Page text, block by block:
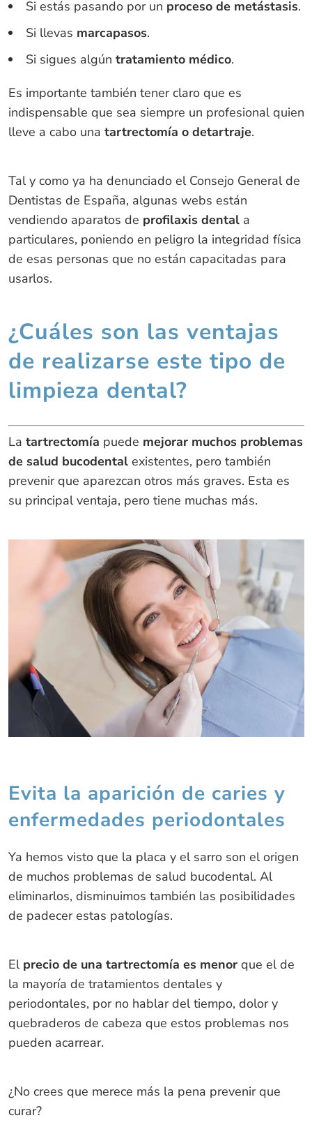
Si estás pasando por un proceso de metástasis.
Si llevas marcapasos.
Si sigues algún tratamiento médico.
Es importante también tener claro que es
indispensable que sea siempre un profesional quien
lleve a cabo una tartrectomía o detartraje.
Tal y como ya ha denunciado el Consejo General de
Dentistas de España, algunas webs están
vendiendo aparatos de profilaxis dentala
particulares, poniendo en peligro la integridad física
de esas personas que no están capacitadas para
usarlos.
¿Cuáles son las ventajas
de realizarse este tipo de
limpieza dental?
La tartrectomía puede mejorar muchos problemas
de salud bucodentalexistentes, pero también
prevenir que aparezcan otros más graves. Esta es
su principal ventaja, pero tiene muchas más.
Evita la aparición de caries y
enfermedades periodontales
Ya hemos visto que la placa y el sarro son el origen
de muchos problemas de salud bucodental. Al
eliminarlos, disminuimos también las posibilidades
de padecer estas patologías.
El precio de una tartrectomía es menorque el de
la mayoría de tratamientos dentales y
periodontales, por no hablar del tiempo, dolor y
quebraderos de cabeza que estos problemas nos
pueden acarrear.
¿No crees que merece más la pena prevenir que
curar?